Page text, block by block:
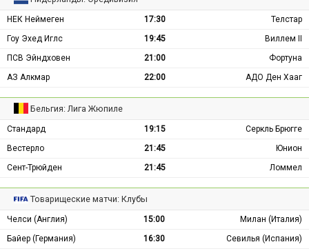
НЕК Неймеген 17:30
Телстар
Гоу Эхед Иглс
19:45
Виллем II
ПСВ Эйндховен
21:00
Фортуна
АЗ Алкмар
22:00 АДО Ден Хааг
Бельгия: Лига Жюпиле
Стандард 19:15
Серкль Брюгге
Вестерло
21:45
Юнион
Сент-Трюйден
21:45 Ломмел
Товарищеские матчи: Клубы
Челси (Англия) 15:00
Милан (Италия)
Байер (Германия)
16:30
Севилья (Испания)